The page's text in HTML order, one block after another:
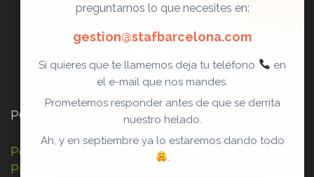
preguntarnos lo que necesites en:
gestion@stafbarcelona.com
Si quieres que te llamemos deja tu teléfono
en
el e-mail que nos mandes.
Prometemos responder antes de que se derrita
nuestro helado.
Ah, y en septiembre ya lo estaremos dando todo
POLÍTICA STAF
Política de confidencialidad
Protección de datos de carácter personal